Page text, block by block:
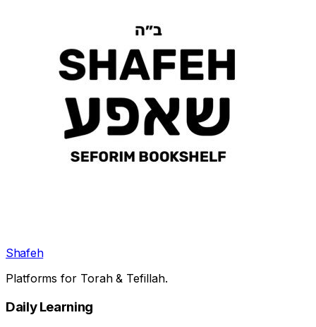
Shafeh
Platforms for Torah & Tefillah.
Daily Learning